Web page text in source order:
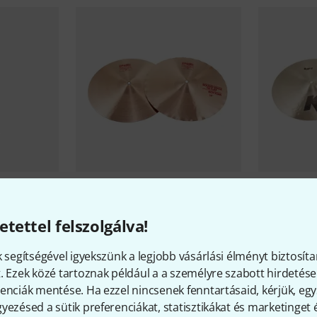
felszolgálva!
segítségével igyekszünk a legjobb vásárlási élményt
Ezek közé tartoznak például a a személyre szabott
mentése. Ha ezzel nincsenek fenntartásaid, kérjük,
a sütik preferenciákat, statisztikákat és marketinget
Edge HH
146 700 Ft